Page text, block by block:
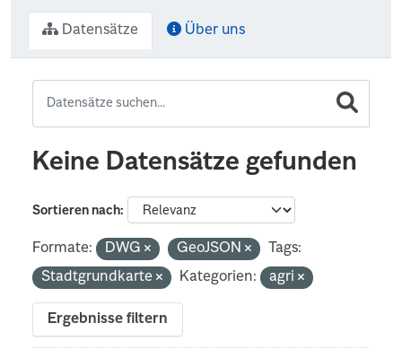
Datensätze Über uns
Keine Datensätze gefunden
Sortieren nach
Formate: DWG GeoJSON
Tags:
Stadtgrundkarte
Kategorien: agri
Ergebnisse filtern